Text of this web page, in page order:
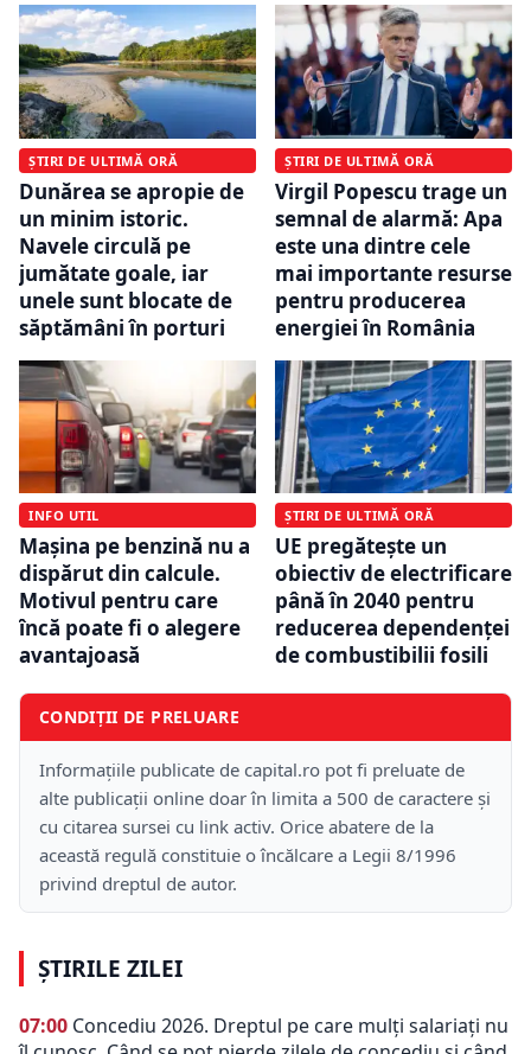
ȘTIRI DE ULTIMĂ ORĂ
Dunărea se apropie de
un minim istoric.
Navele circulă pe
jumătate goale, iar
unele sunt blocate de
săptămâni în porturi
ȘTIRI DE ULTIMĂ ORĂ
Virgil Popescu trage un
semnal de alarmă: Apa
este una dintre cele
mai importante resurse
pentru producerea
energiei în România
INFO UTIL
Mașina pe benzină nu a
dispărut din calcule.
Motivul pentru care
încă poate fi o alegere
avantajoasă
ȘTIRI DE ULTIMĂ ORĂ
UE pregătește un
obiectiv de electrificare
până în 2040 pentru
reducerea dependenței
de combustibilii fosili
CONDIȚII DE PRELUARE
Informațiile publicate de capital.ro pot fi preluate de
alte publicații online doar în limita a 500 de caractere și
cu citarea sursei cu link activ. Orice abatere de la
această regulă constituie o încălcare a Legii 8/1996
privind dreptul de autor.
ȘTIRILE ZILEI
07:00 Concediu 2026. Dreptul pe care mulți salariați nu